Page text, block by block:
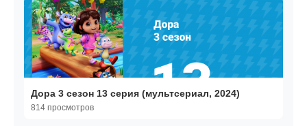
Дора 3 сезон 13 серия (мультсериал, 2024)
814 просмотров